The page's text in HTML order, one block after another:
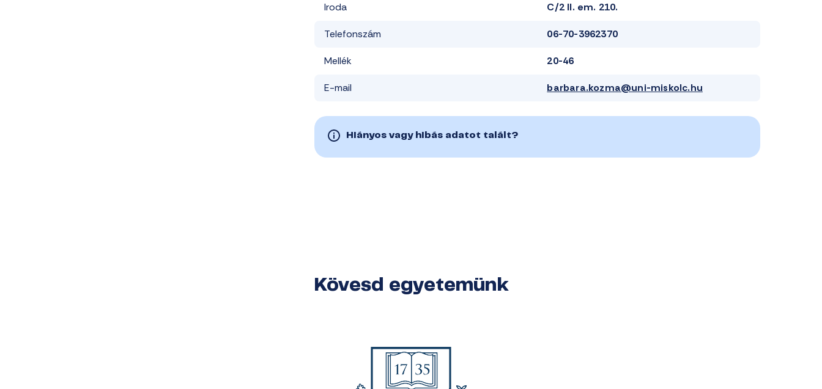
Iroda C/2 II. em. 210.
Telefonszám 06-70-3962370
Mellék 20-46
E-mail barbara.kozma@uni-miskolc.hu
Hiányos vagy hibás adatot talált?
Kövesd egyetemünk